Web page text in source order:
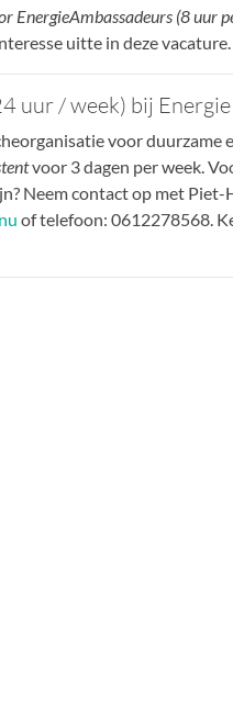
EnergieAmbassadeurs (8 uur
uitte in deze vacature.
uur / week) bij Energie
voor
voor 3 dagen per week.
Neem contact op met Piet-
of telefoon: 0612278568.